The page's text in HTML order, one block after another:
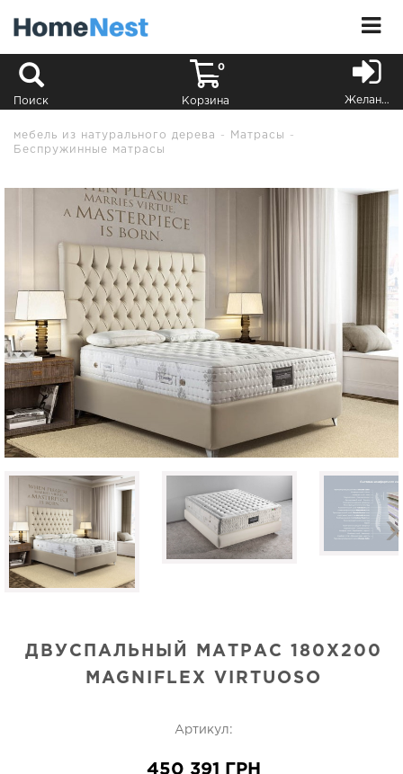
Поиск
0
Корзина Желания
мебель из натурального дерева
Матрасы
Беспружинные матрасы
ДВУСПАЛЬНЫЙ МАТРАС 180Х200
MAGNIFLEX VIRTUOSO
Артикул:
450 391 ГРН